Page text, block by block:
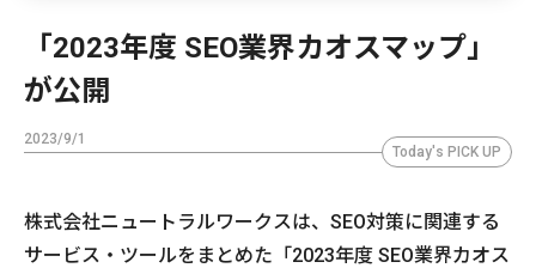
「2023年度 SEO業界カオスマップ」
が公開
2023/9/1
Today's PICK UP
株式会社ニュートラルワークスは、SEO対策に関連する
サービス・ツールをまとめた「2023年度 SEO業界カオス